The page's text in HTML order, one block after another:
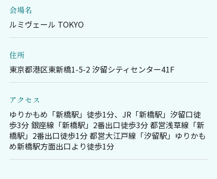
会場名
ルミヴェール TOKYO
住所
東京都港区東新橋1-5-2 汐留シティセンター41F
アクセス
ゆりかもめ「新橋駅」徒歩1分、JR「新橋駅」汐留口徒
歩3分 銀座線「新橋駅」2番出口徒歩3分 都営浅草線「新
橋駅」2番出口徒歩1分 都営大江戸線「汐留駅」ゆりかも
め新橋駅方面出口より徒歩1分